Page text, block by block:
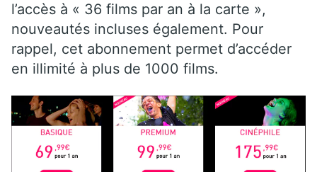
l’accès à « 36 films par an à la carte »,
nouveautés incluses également. Pour
rappel, cet abonnement permet d’accéder
en illimité à plus de 1000 films.